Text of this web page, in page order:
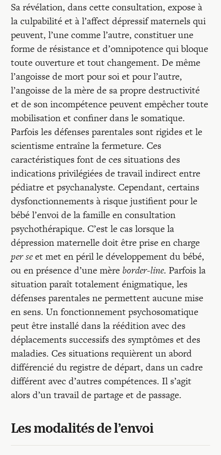
Sa révélation, dans cette consultation, expose à
la culpabilité et à l’affect dépressif maternels qui
peuvent, l’une comme l’autre, constituer une
forme de résistance et d’omnipotence qui bloque
toute ouverture et tout changement. De même
l’angoisse de mort pour soi et pour l’autre,
l’angoisse de la mère de sa propre destructivité
et de son incompétence peuvent empêcher toute
mobilisation et confiner dans le somatique.
Parfois les défenses parentales sont rigides et le
scientisme entraîne la fermeture. Ces
caractéristiques font de ces situations des
indications privilégiées de travail indirect entre
pédiatre et psychanalyste. Cependant, certains
dysfonctionnements à risque justifient pour le
bébé l’envoi de la famille en consultation
psychothérapique. C’est le cas lorsque la
dépression maternelle doit être prise en charge
per seet met en péril le développement du bébé,
ou en présence d’une mèreborder-line. Parfois la
situation paraît totalement énigmatique, les
défenses parentales ne permettent aucune mise
en sens. Un fonctionnement psychosomatique
peut être installé dans la réédition avec des
déplacements successifs des symptômes et des
maladies. Ces situations requièrent un abord
différencié du registre de départ, dans un cadre
différent avec d’autres compétences. Il s’agit
alors d’un travail de partage et de passage.
Les modalités de l’envoi